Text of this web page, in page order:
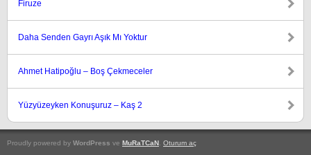
Firuze
Daha Senden Gayrı Aşık Mı Yoktur
Ahmet Hatipoğlu – Boş Çekmeceler
Yüzyüzeyken Konuşuruz – Kaş 2
Proudly powered by WordPress ve MuRaTCaN Oturum aç